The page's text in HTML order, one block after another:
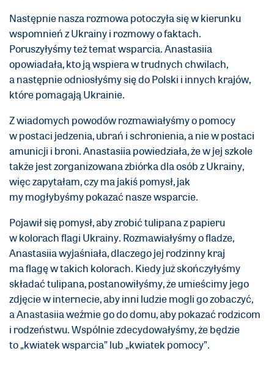
Następnie nasza rozmowa potoczyła się w kierunku
wspomnień z Ukrainy i rozmowy o faktach.
Poruszyłyśmy też temat wsparcia. Anastasiia
opowiadała, kto ją wspiera w trudnych chwilach,
a następnie odniosłyśmy się do Polski i innych krajów,
które pomagają Ukrainie.
Z wiadomych powodów rozmawiałyśmy o pomocy
w postaci jedzenia, ubrań i schronienia, a nie w postaci
amunicji i broni. Anastasiia powiedziała, że w jej szkole
także jest zorganizowana zbiórka dla osób z Ukrainy,
więc zapytałam, czy ma jakiś pomysł, jak
my mogłybyśmy pokazać nasze wsparcie.
Pojawił się pomysł, aby zrobić tulipana z papieru
w kolorach flagi Ukrainy. Rozmawiałyśmy o fladze,
Anastasiia wyjaśniała, dlaczego jej rodzinny kraj
ma flagę w takich kolorach. Kiedy już skończyłyśmy
składać tulipana, postanowiłyśmy, że umieścimy jego
zdjęcie w internecie, aby inni ludzie mogli go zobaczyć,
a Anastasiia weźmie go do domu, aby pokazać rodzicom
i rodzeństwu. Wspólnie zdecydowałyśmy, że będzie
to „kwiatek wsparcia” lub „kwiatek pomocy”.